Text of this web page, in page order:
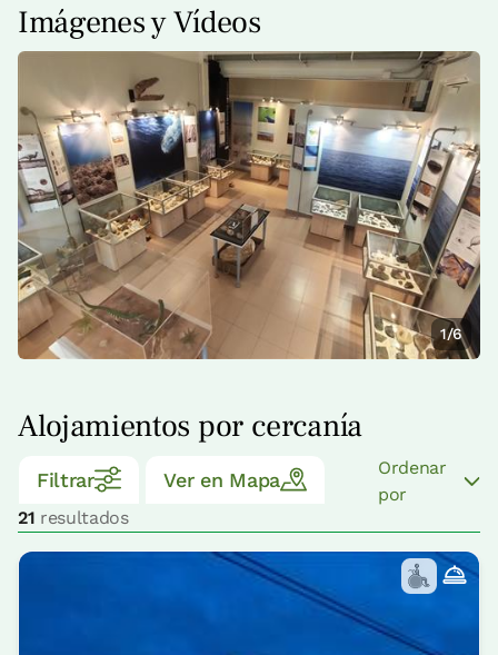
Imágenes y Vídeos
1/6
Alojamientos por cercanía
Filtrar Ver en Mapa
21 resultados
Ordenar
por